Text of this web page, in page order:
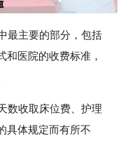
最主要的部分，包括
和医院的收费标准，
数收取床位费、护理
具体规定而有所不